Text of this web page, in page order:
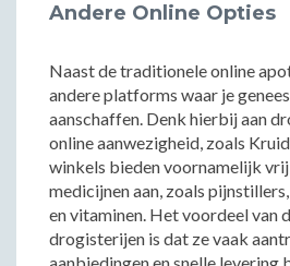
Andere Online Opties
Naast de traditionele online
andere platforms waar je
aanschaffen. Denk hierbij aan
online aanwezigheid, zoals
winkels bieden voornamelijk
medicijnen aan, zoals
en vitaminen. Het voordeel van
drogisterijen is dat ze vaak